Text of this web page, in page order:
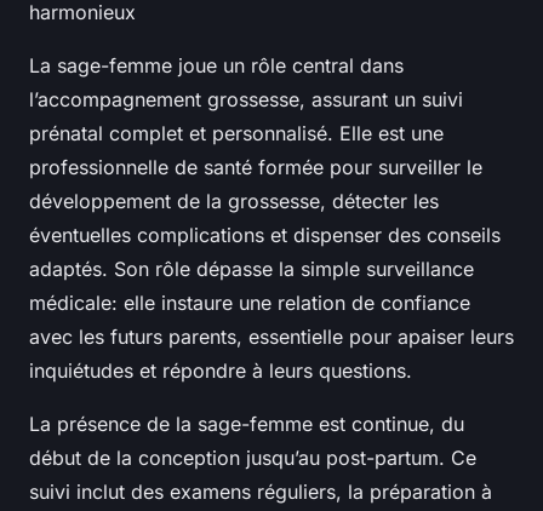
harmonieux
La sage-femme joue un rôle central dans
l’accompagnement grossesse, assurant un suivi
prénatal complet et personnalisé. Elle est une
professionnelle de santé formée pour surveiller le
développement de la grossesse, détecter les
éventuelles complications et dispenser des conseils
adaptés. Son rôle dépasse la simple surveillance
médicale: elle instaure une relation de confiance
avec les futurs parents, essentielle pour apaiser leurs
inquiétudes et répondre à leurs questions.
La présence de la sage-femme est continue, du
début de la conception jusqu’au post-partum. Ce
suivi inclut des examens réguliers, la préparation à